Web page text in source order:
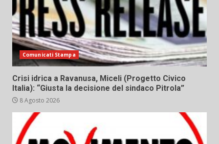
Comunicati Stampa
Crisi idrica a Ravanusa, Miceli (Progetto Civico
Italia): “Giusta la decisione del sindaco Pitrola”
8 Agosto 2026